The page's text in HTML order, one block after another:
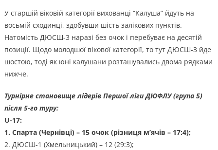
У старшій віковій категорії вихованці “Калуша” йдуть на
восьмій сходинці, здобувши шість залікових пунктів.
Натомість ДЮСШ-3 наразі без очок і перебуває на десятій
позиції. Щодо молодшої вікової категорії, то тут ДЮСШ-3 йде
шостою, тоді як юні калушани розташувались двома рядками
нижче.
Турнірне становище лідерів Першої ліги ДЮФЛУ (група 5)
після 5-го туру:
U-17:
1. Спарта (Чернівці) – 15 очок (різниця м’ячів – 17:4);
2. ДЮСШ-1 (Хмельницький) – 12 (29:3);